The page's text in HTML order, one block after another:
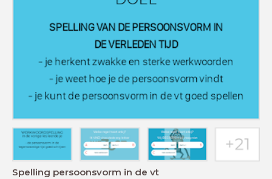
Spelling persoonsvorm in de vt